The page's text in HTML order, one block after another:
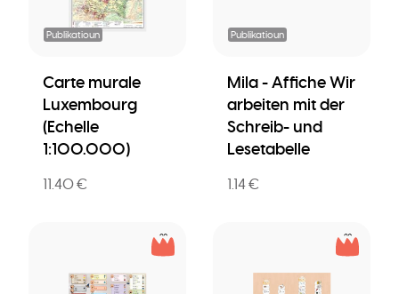
Publikatioun
Carte murale
Luxembourg
(Echelle
1:100.000)
11.40 €
Publikatioun
Mila - Affiche Wir
arbeiten mit der
Schreib- und
Lesetabelle
1.14 €